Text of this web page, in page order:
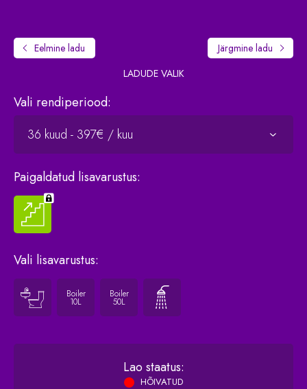
Eelmine ladu Järgmine ladu
LADUDE VALIK
Vali rendiperiood:
Paigaldatud lisavarustus:
Vali lisavarustus:
Boiler
10L
Boiler
50L
Vahelae pindala:0/m2
Lao staatus:
HÕIVATUD